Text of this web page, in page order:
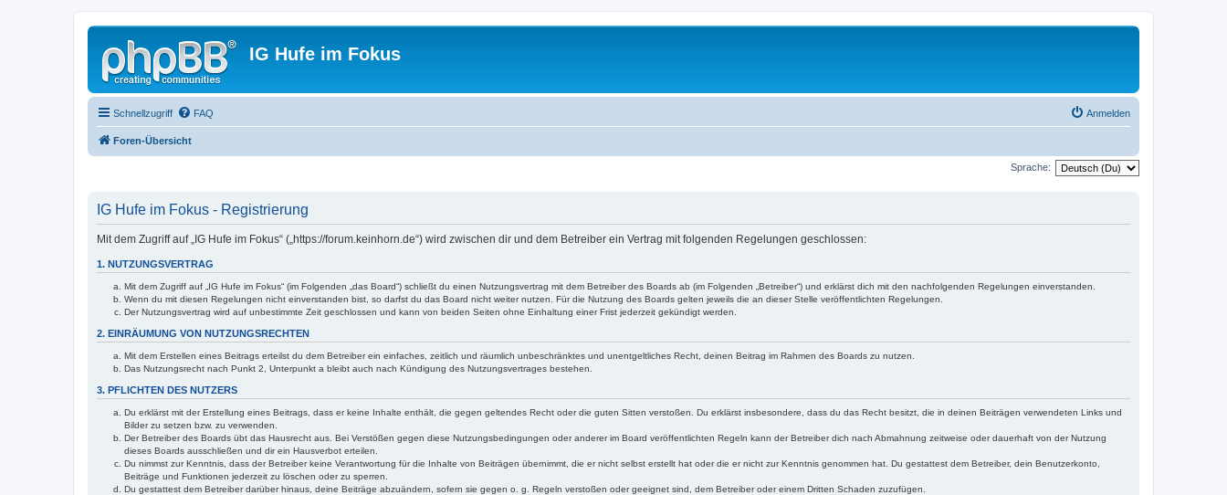
IG Hufe im Fokus
Schnellzugriff FAQ Anmelden
Foren-Übersicht
Sprache:
IG Hufe im Fokus - Registrierung
Mit dem Zugriff auf „IG Hufe im Fokus“ („https://forum.keinhorn.de“) wird zwischen dir und dem Betreiber ein Vertrag mit folgenden Regelungen geschlossen:
1. NUTZUNGSVERTRAG
Mit dem Zugriff auf „IG Hufe im Fokus“ (im Folgenden „das Board“) schließt du einen Nutzungsvertrag mit dem Betreiber des Boards ab (im Folgenden „Betreiber“) und erklärst dich mit den nachfolgenden Regelungen einverstanden.
Wenn du mit diesen Regelungen nicht einverstanden bist, so darfst du das Board nicht weiter nutzen. Für die Nutzung des Boards gelten jeweils die an dieser Stelle veröffentlichten Regelungen.
Der Nutzungsvertrag wird auf unbestimmte Zeit geschlossen und kann von beiden Seiten ohne Einhaltung einer Frist jederzeit gekündigt werden.
2. EINRÄUMUNG VON NUTZUNGSRECHTEN
Mit dem Erstellen eines Beitrags erteilst du dem Betreiber ein einfaches, zeitlich und räumlich unbeschränktes und unentgeltliches Recht, deinen Beitrag im Rahmen des Boards zu nutzen.
Das Nutzungsrecht nach Punkt 2, Unterpunkt a bleibt auch nach Kündigung des Nutzungsvertrages bestehen.
3. PFLICHTEN DES NUTZERS
Du erklärst mit der Erstellung eines Beitrags, dass er keine Inhalte enthält, die gegen geltendes Recht oder die guten Sitten verstoßen. Du erklärst insbesondere, dass du das Recht besitzt, die in deinen Beiträgen verwendeten Links und
Bilder zu setzen bzw. zu verwenden.
Der Betreiber des Boards übt das Hausrecht aus. Bei Verstößen gegen diese Nutzungsbedingungen oder anderer im Board veröffentlichten Regeln kann der Betreiber dich nach Abmahnung zeitweise oder dauerhaft von der Nutzung
dieses Boards ausschließen und dir ein Hausverbot erteilen.
Du nimmst zur Kenntnis, dass der Betreiber keine Verantwortung für die Inhalte von Beiträgen übernimmt, die er nicht selbst erstellt hat oder die er nicht zur Kenntnis genommen hat. Du gestattest dem Betreiber, dein Benutzerkonto,
Beiträge und Funktionen jederzeit zu löschen oder zu sperren.
Du gestattest dem Betreiber darüber hinaus, deine Beiträge abzuändern, sofern sie gegen o. g. Regeln verstoßen oder geeignet sind, dem Betreiber oder einem Dritten Schaden zuzufügen.